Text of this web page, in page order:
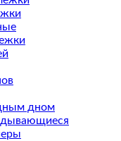
дном